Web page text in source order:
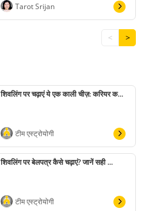
Tarot Srijan
< >
शिवलिंग पर चढ़ाएं ये एक काली चीज़: करियर क...
टीम एस्ट्रोयोगी
शिवलिंग पर बेलपत्र कैसे चढ़ाएं? जानें सही ...
टीम एस्ट्रोयोगी